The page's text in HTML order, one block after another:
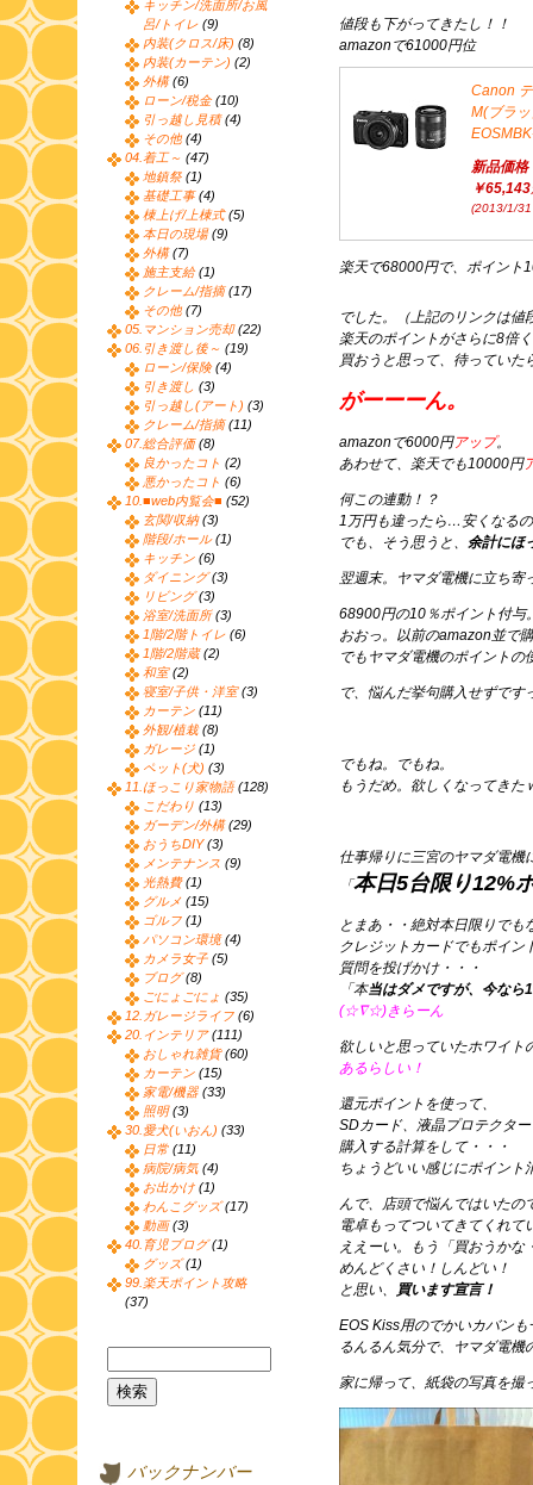
値段も下がってきたし！！
amazonで61000円位
Canon
M(ブラ
新品価格
￥65,143
(2013/1/
楽天で68000円で、ポイント
でした。（上記のリンクは値
楽天のポイントがさらに8倍
買おうと思って、待っていた
がーーーん。
amazonで6000円アップ。
あわせて、楽天でも10000円
何この連動！？
1万円も違ったら…安くなる
でも、そう思うと、 余計にほ
翌週末。ヤマダ電機に立ち寄
68900円の10％ポイント付与
おおっ。以前のamazon並で
でもヤマダ電機のポイントの
で、悩んだ挙句購入せずです
でもね。でもね。
もうだめ。欲しくなってきた
仕事帰りに三宮のヤマダ電機
「本日5台限り12%
とまあ・・絶対本日限りで
クレジットカードでもポイン
質問を投げかけ・・・
「本当はダメですが、今なら
(☆∇☆)きらーん
欲しいと思っていたホワイト
あるらしい！
還元ポイントを使って、
SDカード、液晶プロテクタ
購入する計算をして・・・
ちょうどいい感じにポイント
んで、店頭で悩んではいたの
電卓もってついてきてくれて
ええーい。もう「買おうかな
めんどくさい！しんどい！
と思い、
買います宣言！
EOS Kiss用のでかいカバン
るんるん気分で、ヤマダ電機
家に帰って、紙袋の写真を撮
キッチン/洗面所/お風
呂/トイレ (9)
内装(クロス/床) (8)
内装(カーテン) (2)
外構(6)
ローン/税金(10)
引っ越し見積(4)
その他 (4)
04.着工～ (47)
地鎮祭 (1)
基礎工事(4)
棟上げ/上棟式(5)
本日の現場(9)
外構(7)
施主支給(1)
クレーム/指摘(17)
その他 (7)
05.マンション売却(22)
06.引き渡し後～ (19)
ローン/保険(4)
引き渡し (3)
引っ越し(アート) (3)
クレーム/指摘(11)
07.総合評価(8)
良かったコト (2)
悪かったコト (6)
10.■web内覧会■ (52)
玄関/収納(3)
階段/ホール(1)
キッチン (6)
ダイニング(3)
リビング(3)
浴室/洗面所(3)
1階/2階トイレ (6)
1階/2階蔵(2)
和室(2)
寝室/子供・洋室(3)
カーテン (11)
外観/植栽(8)
ガレージ (1)
ペット(犬) (3)
11.ほっこり家物語(128)
こだわり (13)
ガーデン/外構(29)
おうちDIY(3)
メンテナンス (9)
光熱費(1)
グルメ (15)
ゴルフ (1)
パソコン環境(4)
カメラ女子 (5)
ブログ(8)
ごにょごにょ (35)
12.ガレージライフ (6)
20.インテリア(111)
おしゃれ雑貨(60)
カーテン (15)
家電/機器 (33)
照明(3)
30.愛犬(いおん) (33)
日常 (11)
病院/病気 (4)
お出かけ (1)
わんこグッズ(17)
動画(3)
40.育児ブログ(1)
グッズ(1)
99.楽天ポイント攻略
(37)
バックナンバー